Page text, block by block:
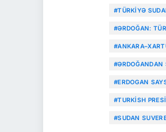
#TÜRKIYƏ
#ƏRDOĞAN:
#ƏRDOĞANDAN
#ERDOGAN
#TURKISH
#SUDAN